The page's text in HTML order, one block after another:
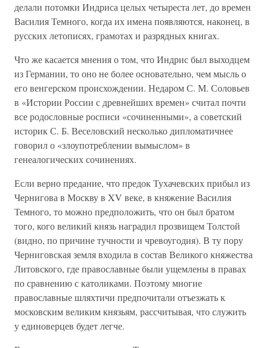
делали потомки Индриса целых четыреста лет, до времен
Василия Темного, когда их имена появляются, наконец, в
русских летописях, грамотах и разрядных книгах.
Что же касается мнения о том, что Индрис был выходцем
из Германии, то оно не более основательно, чем мысль о
его венгерском происхождении. Недаром С. М. Соловьев
в «Истории России с древнейших времен» считал почти
все родословные росписи «сочиненными», а советский
историк С. Б. Веселовский несколько дипломатичнее
говорил о «злоупотреблении вымыслом» в
генеалогических сочинениях.
Если верно предание, что предок Тухачевских прибыл из
Чернигова в Москву в XV веке, в княжение Василия
Темного, то можно предположить, что он был братом
того, кого великий князь наградил прозвищем Толстой
(видно, по причине тучности и чревоугодия). В ту пору
Черниговская земля входила в состав Великого княжества
Литовского, где православные были ущемлены в правах
по сравнению с католиками. Поэтому многие
православные шляхтичи предпочитали отъезжать к
московским великим князьям, рассчитывая, что служить
у единоверцев будет легче.